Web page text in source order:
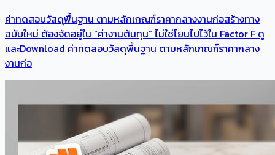
ค่าทดสอบวัสดุพื้นฐาน ตามหลักเกณฑ์ราคากลางงานก่อสร้างทาง
ฉบับใหม่ ต้องจัดอยู่ใน “ค่างานต้นทุน” ไม่ใช่โยนไปไว้ใน Factor F ดู
และDownload ค่าทดสอบวัสดุพื้นฐาน ตามหลักเกณฑ์ราคากลาง
งานก่อ